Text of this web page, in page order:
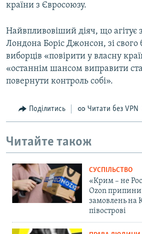
країни з Євросоюзу.
Найвпливовіший діяч, що агітує
Лондона Боріс Джонсон, зі свого
виборців «повірити у власну
«останнім шансом виправити
повернути контроль собі».
Поділитись Читати без VPN
Читайте також
СУСПІЛЬСТВО
«Крим – не
Ozon
замовлень на
півострові